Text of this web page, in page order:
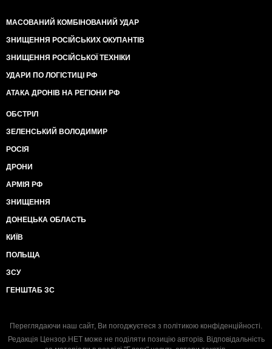
МАСОВАНИЙ КОМБІНОВАНИЙ УДАР
ЗНИЩЕННЯ РОСІЙСЬКИХ ОКУПАНТІВ
ЗНИЩЕННЯ РОСІЙСЬКОЇ ТЕХНІКИ
УДАРИ ПО ЛОГІСТИЦІ РФ
АТАКА ДРОНІВ НА РЕГІОНИ РФ
ОБСТРІЛ
ЗЕЛЕНСЬКИЙ ВОЛОДИМИР
РОСІЯ
ДРОНИ
АРМІЯ РФ
ЗНИЩЕННЯ
ДОНЕЦЬКА ОБЛАСТЬ
КИЇВ
ПОЛЬЩА
ЗСУ
ГЕНШТАБ ЗС
Переглядаючи наш сайт, Ви погоджуєтеся з політикою конфіденційності.
Редакція Цензор.НЕТ може не поділяти позицію авторів. Відповідальність